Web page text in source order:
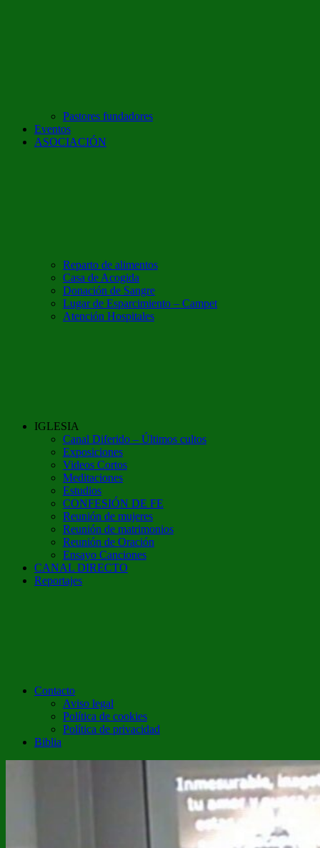
Pastores fundadores
Eventos
ASOCIACIÓN
Reparto de alimentos
Casa de Acogida
Donación de Sangre
Lugar de Esparcimiento – Campet
Atención Hospitales
IGLESIA
Canal Diferido – Últimos cultos
Exposiciones
Videos Cortos
Meditaciones
Estudios
CONFESIÓN DE FE
Reunión de mujeres
Reunión de matrimonios
Reunión de Oración
Ensayo Canciones
CANAL DIRECTO
Reportajes
Contacto
Aviso legal
Política de cookies
Política de privacidad
Biblia